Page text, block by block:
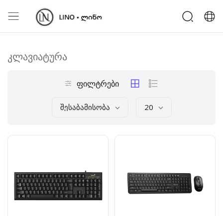
კლავიატურა
ფილტრები
Შესაბამისობა 20